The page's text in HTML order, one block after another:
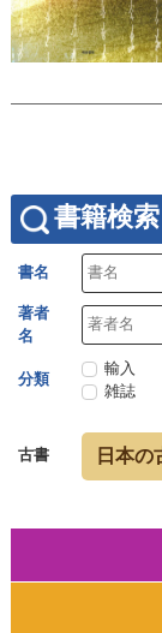
書籍検索
書名
著者
名
分類
輸入
雑誌
古書 日本の